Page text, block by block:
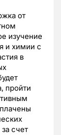
от
изучение
и химии с
в
пройти
счет